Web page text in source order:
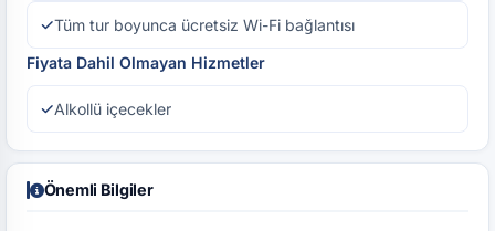
Tüm tur boyunca ücretsiz Wi-Fi bağlantısı
Fiyata Dahil Olmayan Hizmetler
Alkollü içecekler
Önemli Bilgiler